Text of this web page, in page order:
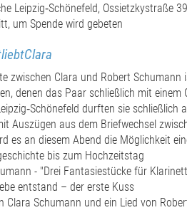
Leipzig‐Schönefeld, Ossietzkystraße 39
um Spende wird gebeten
zwischen Clara und Robert
denen das Paar schließlich mit
durften sie
Auszügen aus dem Briefwechsel
es an diesem Abend die Möglichkeit
bis zum Hochzeitstag
- "Drei Fantasiestücke für
entstand – der erste Kuss
Clara Schumann und ein Lied von